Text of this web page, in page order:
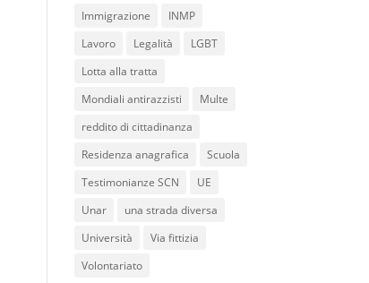
Immigrazione
INMP
Lavoro
Legalità
LGBT
Lotta alla tratta
Mondiali antirazzisti
Multe
reddito di cittadinanza
Residenza anagrafica
Scuola
Testimonianze SCN
UE
Unar
una strada diversa
Università
Via fittizia
Volontariato